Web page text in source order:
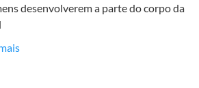
desenvolverem a parte do corpo da